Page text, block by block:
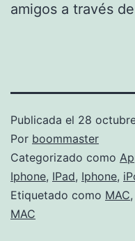
amigos a través
Publicada el 28
Por boommaster
Categorizado como
Iphone, IPad, Iphone,
Etiquetado como MAC,
MAC